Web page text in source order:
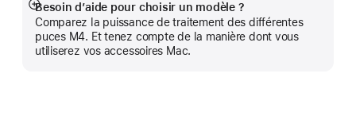
Besoin d’aide pour choisir un modèle ?
Comparez la puissance de traitement des différentes
puces M4. Et tenez compte de la manière dont vous
utiliserez vos accessoires Mac.
Afficher
plus